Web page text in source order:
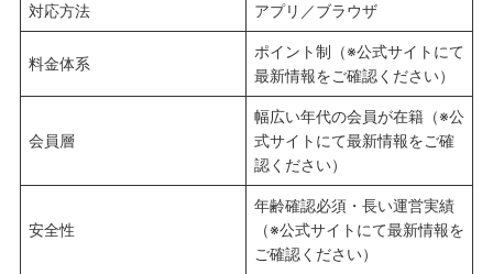
対応方法 アプリ／ブラウザ
料金体系
ポイント制（※公式サイトにて
最新情報をご確認ください）
会員層
幅広い年代の会員が在籍（※公
式サイトにて最新情報をご確
認ください）
安全性
年齢確認必須・長い運営実績
（※公式サイトにて最新情報を
ご確認ください）